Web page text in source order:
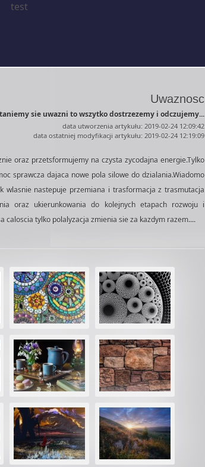
test
Uwaznosc
sie uwazni to wszytko dostrzezemy i odczujemy...
data utworzenia artykułu: 2019-02-24 12:09:42
data ostatniej modyfikacji artykułu: 2019-02-24 12:19:09
oraz przetsformujemy na czysta zycodajna energie.Tylko
sprawcza dajaca nowe pola silowe do dzialania.Wiadomo
nastepuje przemiana i trasformacja z trasmutacja
oraz ukierunkowania do kolejnych etapach rozwoju i
caloscia tylko polalyzacja zmienia sie za kazdym razem....